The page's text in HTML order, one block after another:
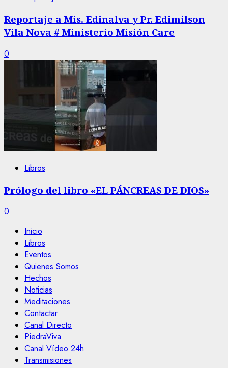
Reportaje a Mis. Edinalva y Pr. Edimilson
Vila Nova # Ministerio Misión Care
0
Libros
Prólogo del libro «EL PÁNCREAS DE DIOS»
0
Inicio
Libros
Eventos
Quienes Somos
Hechos
Noticias
Meditaciones
Contactar
Canal Directo
PiedraViva
Canal Vídeo 24h
Transmisiones